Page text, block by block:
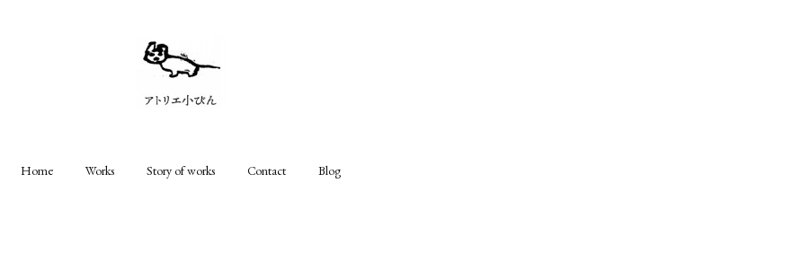
Home Works Story of works Contact Blog